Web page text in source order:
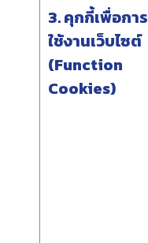
3. คุกกี้เพื่อการ
ใช้งานเว็บไซต์
(Function
Cookies)